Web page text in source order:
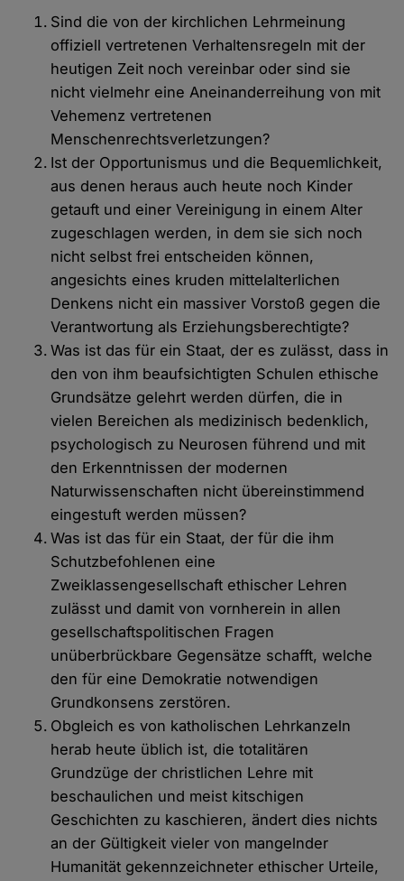
Sind die von der kirchlichen Lehrmeinung
offiziell vertretenen Verhaltensregeln mit der
heutigen Zeit noch vereinbar oder sind sie
nicht vielmehr eine Aneinanderreihung von mit
Vehemenz vertretenen
Menschenrechtsverletzungen?
Ist der Opportunismus und die Bequemlichkeit,
aus denen heraus auch heute noch Kinder
getauft und einer Vereinigung in einem Alter
zugeschlagen werden, in dem sie sich noch
nicht selbst frei entscheiden können,
angesichts eines kruden mittelalterlichen
Denkens nicht ein massiver Vorstoß gegen die
Verantwortung als Erziehungsberechtigte?
Was ist das für ein Staat, der es zulässt, dass in
den von ihm beaufsichtigten Schulen ethische
Grundsätze gelehrt werden dürfen, die in
vielen Bereichen als medizinisch bedenklich,
psychologisch zu Neurosen führend und mit
den Erkenntnissen der modernen
Naturwissenschaften nicht übereinstimmend
eingestuft werden müssen?
Was ist das für ein Staat, der für die ihm
Schutzbefohlenen eine
Zweiklassengesellschaft ethischer Lehren
zulässt und damit von vornherein in allen
gesellschaftspolitischen Fragen
unüberbrückbare Gegensätze schafft, welche
den für eine Demokratie notwendigen
Grundkonsens zerstören.
Obgleich es von katholischen Lehrkanzeln
herab heute üblich ist, die totalitären
Grundzüge der christlichen Lehre mit
beschaulichen und meist kitschigen
Geschichten zu kaschieren, ändert dies nichts
an der Gültigkeit vieler von mangelnder
Humanität gekennzeichneter ethischer Urteile,